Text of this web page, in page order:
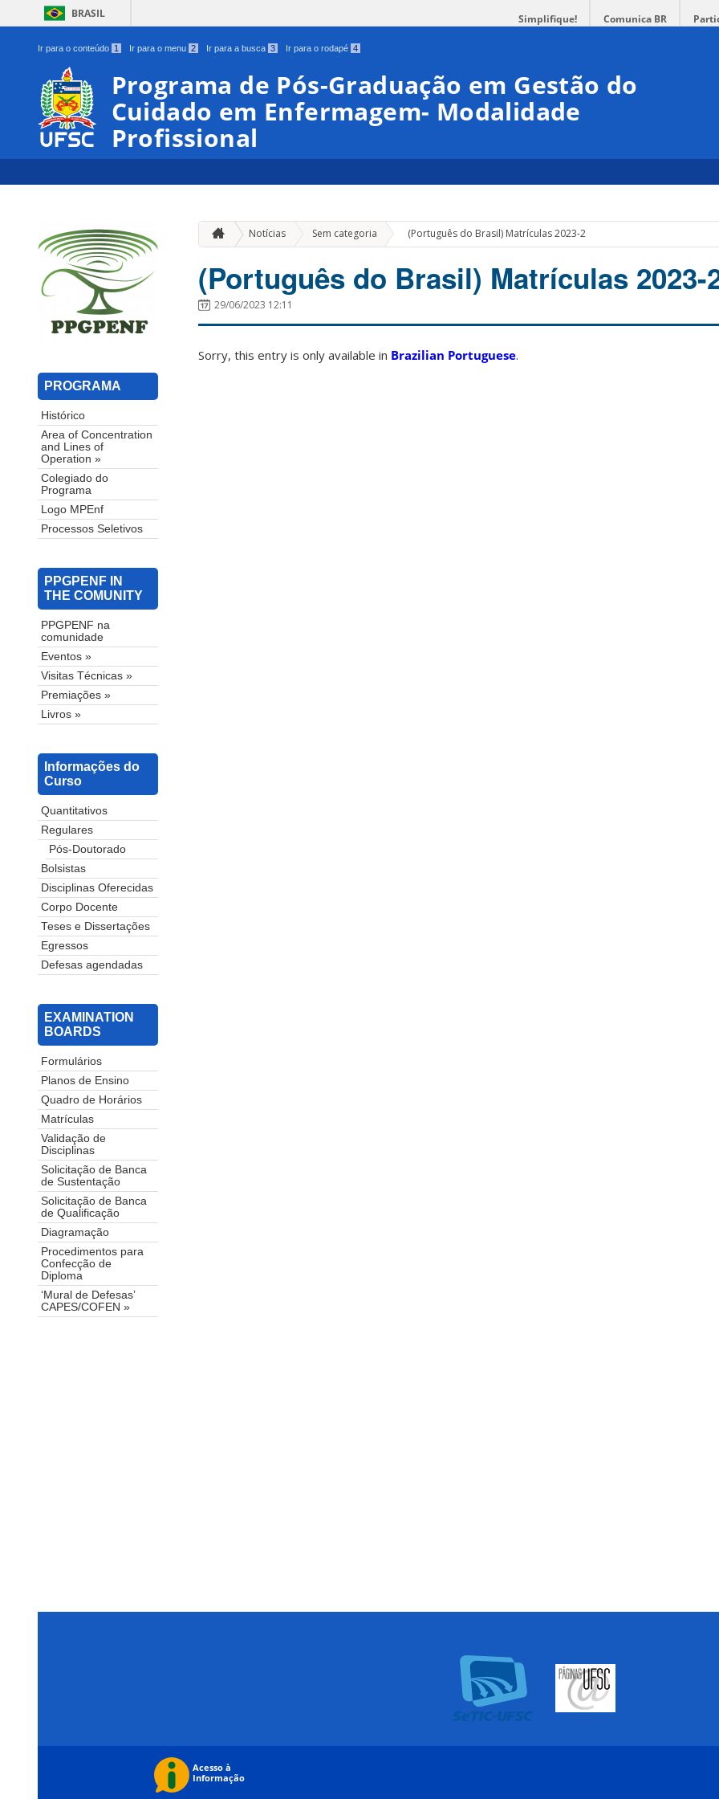
BRASIL Simplifique! Comunica BR
Ir para o conteúdo 1 Ir para o menu 2 Ir para a busca 3 Ir para o rodapé 4
Programa de Pós-Graduação em Gestão do
Cuidado em Enfermagem- Modalidade
Profissional
PROGRAMA
Histórico
Area of ​​Concentration
and Lines of
Operation »
Colegiado do
Programa
Logo MPEnf
Processos Seletivos
PPGPENF IN
THE COMUNITY
PPGPENF na
comunidade
Eventos »
Visitas Técnicas »
Premiações »
Livros »
Informações do
Curso
Quantitativos
Regulares
Pós-Doutorado
Bolsistas
Disciplinas Oferecidas
Corpo Docente
Teses e Dissertações
Egressos
Defesas agendadas
EXAMINATION
BOARDS
Formulários
Planos de Ensino
Quadro de Horários
Matrículas
Validação de
Disciplinas
Solicitação de Banca
de Sustentação
Solicitação de Banca
de Qualificação
Diagramação
Procedimentos para
Confecção de
Diploma
‘Mural de Defesas’
CAPES/COFEN »
Notícias Sem categoria » (Português do Brasil) Matrículas 2023-2
(Português do Brasil) Matrículas 2023-
29/06/2023 12:11
Sorry, this entry is only available in Brazilian Portuguese.